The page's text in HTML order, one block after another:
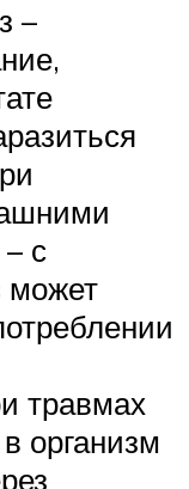
–
с
может
травмах
организм